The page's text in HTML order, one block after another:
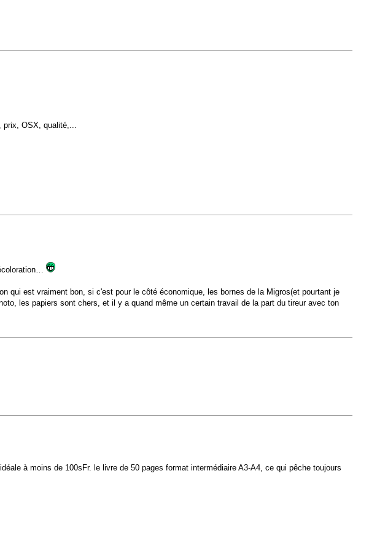
OSX, qualité,...
qui est vraiment bon, si c'est pour le côté économique, les bornes de la Migros(et pourtant je
les papiers sont chers, et il y a quand même un certain travail de la part du tireur avec ton
à moins de 100sFr. le livre de 50 pages format intermédiaire A3-A4, ce qui pêche toujours